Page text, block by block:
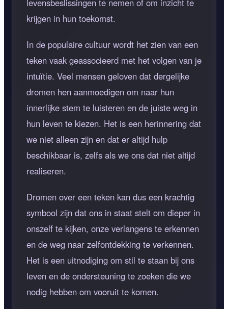
krijgen in hun toekomst.
In de populaire cultuur wordt het zien van een
teken vaak geassocieerd met het volgen van je
intuïtie. Veel mensen geloven dat dergelijke
dromen hen aanmoedigen om naar hun
innerlijke stem te luisteren en de juiste weg in
hun leven te kiezen. Het is een herinnering dat
we niet alleen zijn en dat er altijd hulp
beschikbaar is, zelfs als we ons dat niet altijd
realiseren.
Dromen over een teken kan dus een krachtig
symbool zijn dat ons in staat stelt om dieper in
onszelf te kijken, onze verlangens te erkennen
en de weg naar zelfontdekking te verkennen.
Het is een uitnodiging om stil te staan bij ons
leven en de ondersteuning te zoeken die we
nodig hebben om vooruit te komen.